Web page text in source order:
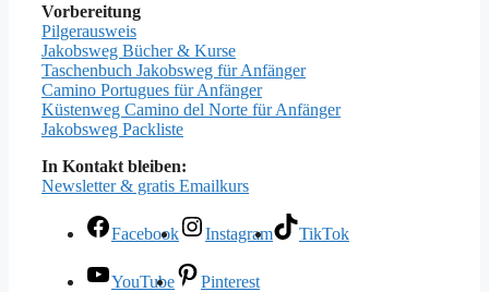
Vorbereitung
Pilgerausweis
Jakobsweg Bücher & Kurse
Taschenbuch Jakobsweg für Anfänger
Camino Portugues für Anfänger
Küstenweg Camino del Norte für Anfänger
Jakobsweg Packliste
In Kontakt bleiben:
Newsletter & gratis Emailkurs
Facebook Instagram TikTok
YouTube Pinterest